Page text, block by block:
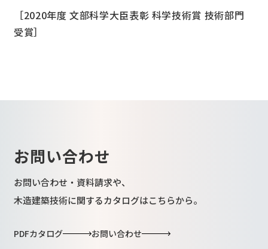
［2020年度 文部科学大臣表彰 科学技術賞 技術部門
受賞］
お問い合わせ
お問い合わせ・資料請求や、
木造建築技術に関するカタログはこちらから。
PDFカタログ お問い合わせ